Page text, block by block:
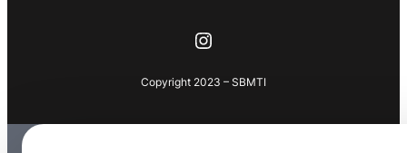
Instagram
Copyright 2023 – SBMTI